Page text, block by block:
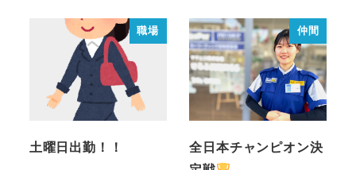
職場
土曜日出勤！！
仲間
全日本チャンピオン決